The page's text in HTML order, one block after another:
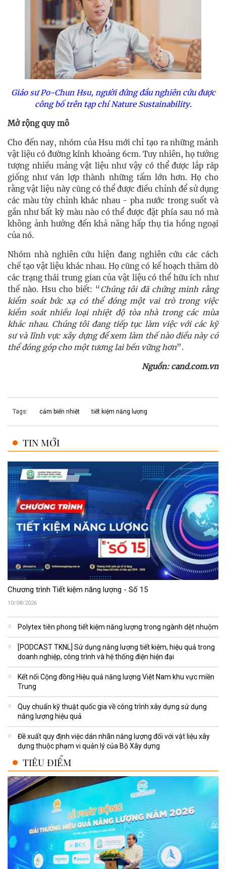
Giáo sư Po-Chun Hsu, người đứng đầu nghiên cứu được
công bố trên tạp chí Nature Sustainability.
Mở rộng quy mô
Cho đến nay, nhóm của Hsu mới chỉ tạo ra những mảnh
vật liệu có đường kính khoảng 6cm. Tuy nhiên, họ tưởng
tượng nhiều mảng vật liệu như vậy có thể được lắp ráp
giống như ván lợp thành những tấm lớn hơn. Họ cho
rằng vật liệu này cũng có thể được điều chỉnh để sử dụng
các màu tùy chỉnh khác nhau - pha nước trong suốt và
gần như bất kỳ màu nào có thể được đặt phía sau nó mà
không ảnh hưởng đến khả năng hấp thụ tia hồng ngoại
của nó.
Nhóm nhà nghiên cứu hiện đang nghiên cứu các cách
chế tạo vật liệu khác nhau. Họ cũng có kế hoạch thăm dò
các trạng thái trung gian của vật liệu có thể hữu ích như
thế nào. Hsu cho biết: “Chúng tôi đã chứng minh rằng
kiểm soát bức xạ có thể đóng một vai trò trong việc
kiểm soát nhiều loại nhiệt độ tòa nhà trong các mùa
khác nhau. Chúng tôi đang tiếp tục làm việc với các kỹ
sư và lĩnh vực xây dựng để xem làm thế nào điều này có
thể đóng góp cho một tương lai bền vững hơn”.
Nguồn: cand.com.vn
Tags: cảm biến nhiệt tiết kiệm năng lượng
TIN MỚI
Chương trình Tiết kiệm năng lượng - Số 15
10/08/2026
Polytex tiên phong tiết kiệm năng lượng trong ngành dệt nhuộm
[PODCAST TKNL] Sử dụng năng lượng tiết kiệm, hiệu quả trong
doanh nghiệp, công trình và hệ thống điện hiện đại
Kết nối Cộng đồng Hiệu quả năng lượng Việt Nam khu vực miền
Trung
Quy chuẩn kỹ thuật quốc gia về công trình xây dựng sử dụng
năng lượng hiệu quả
Đề xuất quy định việc dán nhãn năng lượng đối với vật liệu xây
dựng thuộc phạm vi quản lý của Bộ Xây dựng
TIÊU ĐIỂM